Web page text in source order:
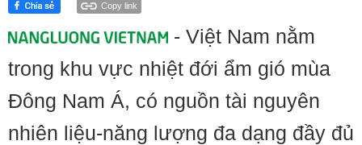
Copy link
- Việt Nam nằm
trong khu vực nhiệt đới ẩm gió mùa
Đông Nam Á, có nguồn tài nguyên
nhiên liệu-năng lượng đa dạng đầy đủ